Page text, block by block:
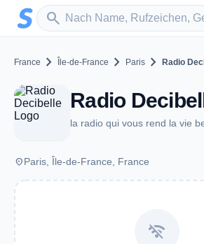
Zum Hauptinhalt springen
search
Sender suchen
France chevron_right Île-de-France chevron_right Paris chevron_right Radio
Radio
la radio qui vous rend la vie
placeParis, Île-de-France, France
wifi_off